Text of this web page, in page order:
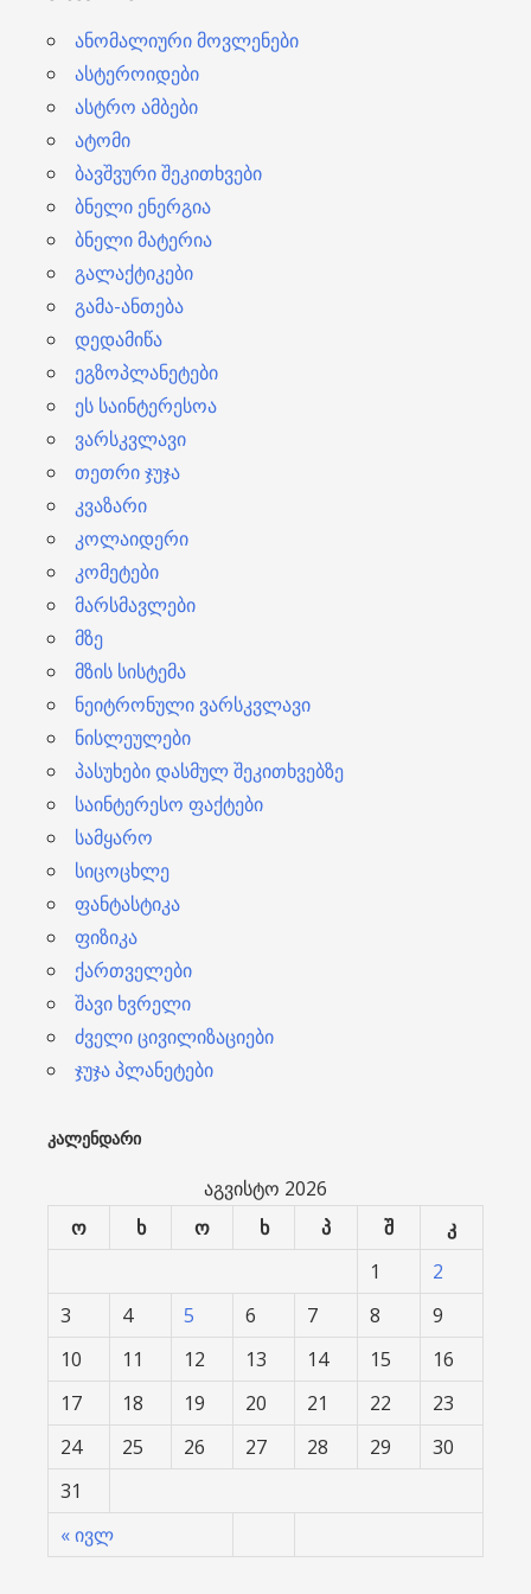
ანომალიური მოვლენები
ასტეროიდები
ასტრო ამბები
ატომი
ბავშვური შეკითხვები
ბნელი ენერგია
ბნელი მატერია
გალაქტიკები
გამა-ანთება
დედამიწა
ეგზოპლანეტები
ეს საინტერესოა
ვარსკვლავი
თეთრი ჯუჯა
კვაზარი
კოლაიდერი
კომეტები
მარსმავლები
მზე
მზის სისტემა
ნეიტრონული ვარსკვლავი
ნისლეულები
პასუხები დასმულ შეკითხვებზე
საინტერესო ფაქტები
სამყარო
სიცოცხლე
ფანტასტიკა
ფიზიკა
ქართველები
შავი ხვრელი
ძველი ცივილიზაციები
ჯუჯა პლანეტები
ᲙᲐᲚᲔᲜᲓᲐᲠᲘ
აგვისტო 2026
ო
ხ ო ხ პ შ კ
« ივლ
1
2
3
4 5 6 7 8
9
10
11 12 13 14 15
16
17
18 19 20 21 22
23
24
25 26 27 28 29
30
31